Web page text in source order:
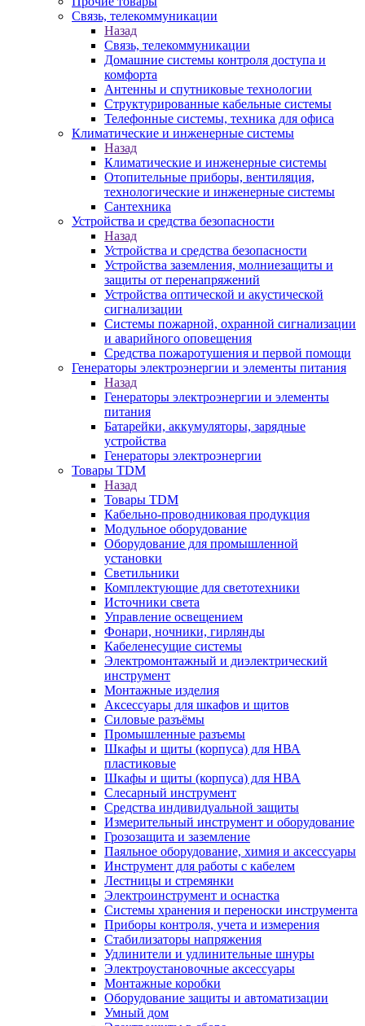
Связь, телекоммуникации
Назад
Связь, телекоммуникации
Домашние системы контроля доступа и
комфорта
Антенны и спутниковые технологии
Структурированные кабельные системы
Телефонные системы, техника для офиса
Климатические и инженерные системы
Назад
Климатические и инженерные системы
Отопительные приборы, вентиляция,
технологические и инженерные системы
Сантехника
Устройства и средства безопасности
Назад
Устройства и средства безопасности
Устройства заземления, молниезащиты и
защиты от перенапряжений
Устройства оптической и акустической
сигнализации
Системы пожарной, охранной сигнализации
и аварийного оповещения
Средства пожаротушения и первой помощи
Генераторы электроэнергии и элементы питания
Назад
Генераторы электроэнергии и элементы
питания
Батарейки, аккумуляторы, зарядные
устройства
Генераторы электроэнергии
Товары TDM
Назад
Товары TDM
Кабельно-проводниковая продукция
Модульное оборудование
Оборудование для промышленной
установки
Светильники
Комплектующие для светотехники
Источники света
Управление освещением
Фонари, ночники, гирлянды
Кабеленесущие системы
Электромонтажный и диэлектрический
инструмент
Монтажные изделия
Аксессуары для шкафов и щитов
Силовые разъёмы
Промышленные разъемы
Шкафы и щиты (корпуса) для НВА
пластиковые
Шкафы и щиты (корпуса) для НВА
Слесарный инструмент
Средства индивидуальной защиты
Измерительный инструмент и оборудование
Грозозащита и заземление
Паяльное оборудование, химия и аксессуары
Инструмент для работы с кабелем
Лестницы и стремянки
Электроинструмент и оснастка
Системы хранения и переноски инструмента
Приборы контроля, учета и измерения
Стабилизаторы напряжения
Удлинители и удлинительные шнуры
Электроустановочные аксессуары
Монтажные коробки
Оборудование защиты и автоматизации
Умный дом